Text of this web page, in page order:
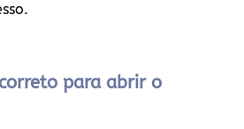
para abrir o